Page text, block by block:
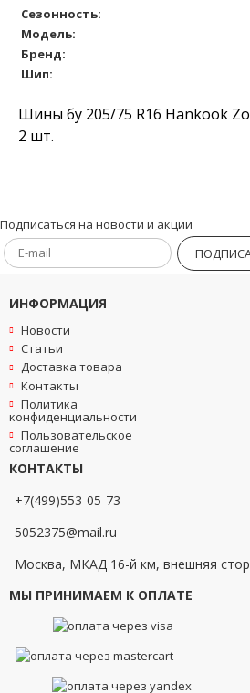
Сезонность:
Модель:
Бренд:
Шип:
Шины бу 205/75 R16 Hankook
2 шт.
Подписаться на новости и акции
ИНФОРМАЦИЯ
Новости
Статьи
Доставка товара
Контакты
Политика
конфиденциальности
Пользовательское
соглашение
КОНТАКТЫ
+7(499)553-05-73
5052375@mail.ru
Москва, МКАД 16-й км, внешняя
МЫ ПРИНИМАЕМ К ОПЛАТЕ